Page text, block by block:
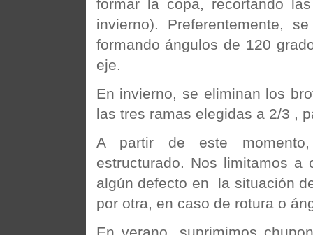
formar la copa, recortando
invierno). Preferentemente,
formando ángulos de 120
eje.
En invierno, se eliminan los
las tres ramas elegidas a 2/3 ,
A partir de este
estructurado. Nos limitamos
algún defecto en la situación
por otra, en caso de rotura o